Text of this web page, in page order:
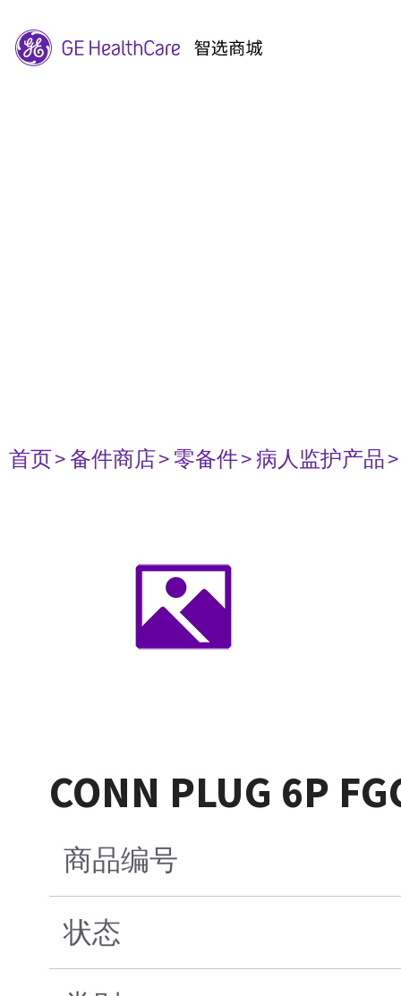
首页> 备件商店> 零备件> 病人监护产品
CONN PLUG 6P
商品编号
状态